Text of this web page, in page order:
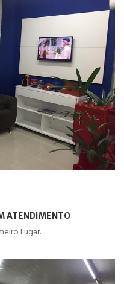
ATENDIMENTO
Lugar.